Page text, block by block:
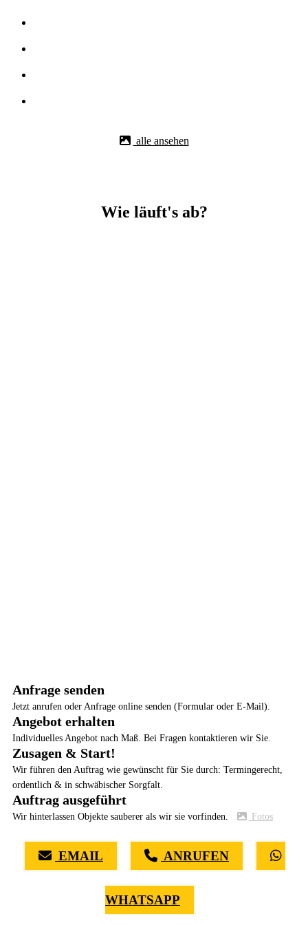
alle ansehen
Wie läuft's ab?
Anfrage senden
Jetzt anrufen oder Anfrage online senden (Formular oder E-Mail).
Angebot erhalten
Individuelles Angebot nach Maß. Bei Fragen kontaktieren wir Sie.
Zusagen & Start!
Wir führen den Auftrag wie gewünscht für Sie durch: Termingerecht,
ordentlich & in schwäbischer Sorgfalt.
Auftrag ausgeführt
Wir hinterlassen Objekte sauberer als wir sie vorfinden. Fotos
EMAIL ANRUFEN
WHATSAPP